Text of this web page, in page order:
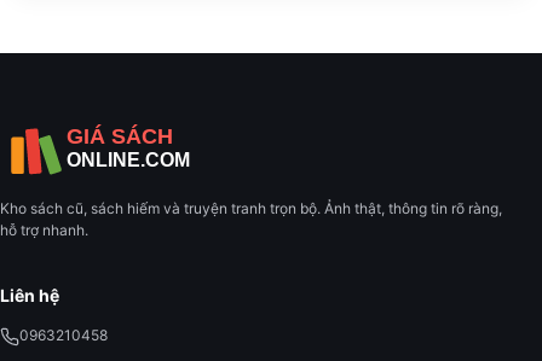
Kho sách cũ, sách hiếm và truyện tranh trọn bộ. Ảnh thật, thông tin rõ ràng,
hỗ trợ nhanh.
Liên hệ
0963210458